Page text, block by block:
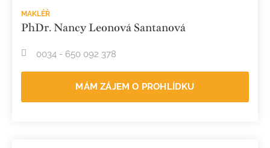
MAKLÉŘ
PhDr. Nancy Leonová Santanová
0034 - 650 092 378
MÁM ZÁJEM O PROHLÍDKU